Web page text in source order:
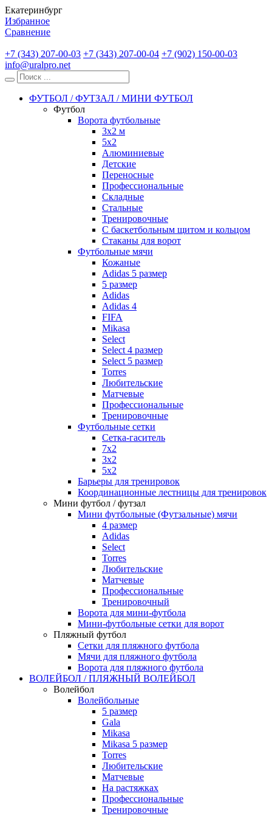
Екатеринбург
Избранное
Сравнение
+7 (343) 207-00-03 +7 (343) 207-00-04 +7 (902) 150-00-03
info@uralpro.net
ФУТБОЛ / ФУТЗАЛ / МИНИ ФУТБОЛ
Футбол
Ворота футбольные
3х2 м
5х2
Алюминиевые
Детские
Переносные
Профессиональные
Складные
Стальные
Тренировочные
С баскетбольным щитом и кольцом
Стаканы для ворот
Футбольные мячи
Кожаные
Adidas 5 размер
5 размер
Adidas
Adidas 4
FIFA
Mikasa
Select
Select 4 размер
Select 5 размер
Torres
Любительские
Матчевые
Профессиональные
Тренировочные
Футбольные сетки
Сетка-гаситель
7x2
3х2
5х2
Барьеры для тренировок
Координационные лестницы для тренировок
Мини футбол / футзал
Мини футбольные (Футзальные) мячи
4 размер
Adidas
Select
Torres
Любительские
Матчевые
Профессиональные
Тренировочный
Ворота для мини-футбола
Мини-футбольные сетки для ворот
Пляжный футбол
Сетки для пляжного футбола
Мячи для пляжного футбола
Ворота для пляжного футбола
ВОЛЕЙБОЛ / ПЛЯЖНЫЙ ВОЛЕЙБОЛ
Волейбол
Волейбольные
5 размер
Gala
Mikasa
Mikasa 5 размер
Torres
Любительские
Матчевые
На растяжках
Профессиональные
Тренировочные